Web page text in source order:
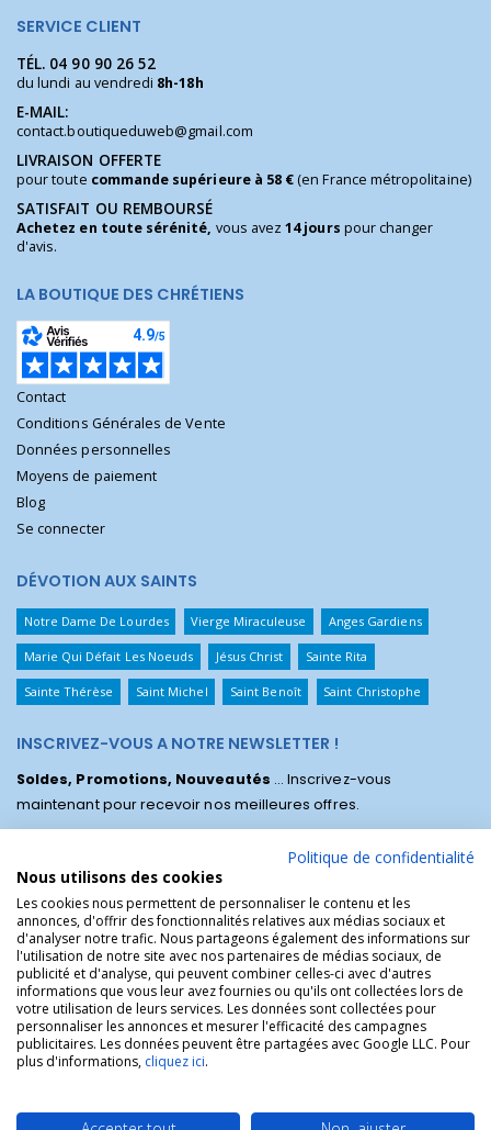
SERVICE CLIENT
TÉL. 04 90 90 26 52
du lundi au vendredi 8h-18h
E-MAIL:
contact.boutiqueduweb@gmail.com
LIVRAISON OFFERTE
pour toute commande supérieure à 58 €(en France métropolitaine)
SATISFAIT OU REMBOURSÉ
Achetez en toute sérénité, vous avez14 jours pour changer
d'avis.
LA BOUTIQUE DES CHRÉTIENS
Contact
Conditions Générales de Vente
Données personnelles
Moyens de paiement
Blog
Se connecter
DÉVOTION AUX SAINTS
Notre Dame De Lourdes Vierge Miraculeuse Anges Gardiens
Marie Qui Défait Les Noeuds Jésus Christ Sainte Rita
Sainte Thérèse Saint Michel Saint Benoît Saint Christophe
INSCRIVEZ-VOUS A NOTRE NEWSLETTER !
Soldes, Promotions, Nouveautés ... Inscrivez-vous
maintenant pour recevoir nos meilleures offres.
La Boutique des Chrétiens © | La boutique religieuse chrétienne de
référence !.
Politique de confidentialité
Nous utilisons des cookies
Les cookies nous permettent de personnaliser le contenu et les
annonces, d'offrir des fonctionnalités relatives aux médias sociaux et
d'analyser notre trafic. Nous partageons également des informations sur
l'utilisation de notre site avec nos partenaires de médias sociaux, de
publicité et d'analyse, qui peuvent combiner celles-ci avec d'autres
informations que vous leur avez fournies ou qu'ils ont collectées lors de
votre utilisation de leurs services. Les données sont collectées pour
personnaliser les annonces et mesurer l'efficacité des campagnes
publicitaires. Les données peuvent être partagées avec Google LLC. Pour
plus d'informations, cliquez ici.